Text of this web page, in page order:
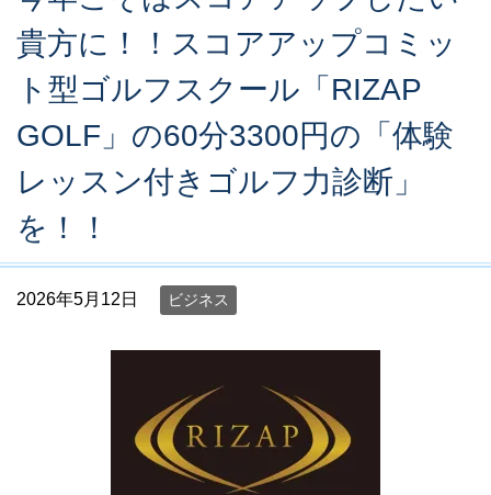
貴方に！！スコアアップコミッ
ト型ゴルフスクール「RIZAP
GOLF」の60分3300円の「体験
レッスン付きゴルフ力診断」
を！！
2026年5月12日 ビジネス